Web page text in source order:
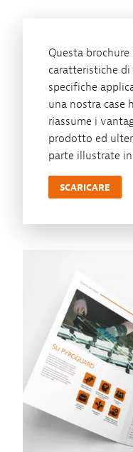
Questa
caratteristiche
specifiche
una nostra case
riassume i
prodotto ed
parte illustrate
SCARICARE